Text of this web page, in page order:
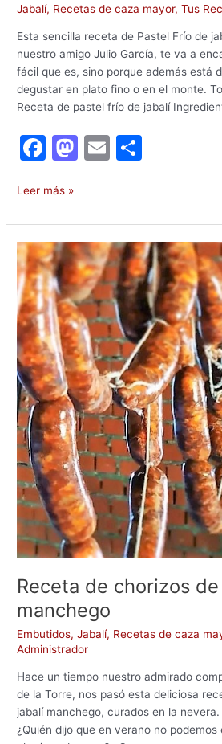
Jabalí, Recetas de caza mayor,Tus
Esta sencilla receta de Pastel Frío de
nuestro amigo Julio García, te va a
fácil que es, sino porque además está
degustar en plato fino o en el monte.
Receta de pastel frío de jabalí
F
c
e
b
o
o
k
M
o
d
o
n
E
l
p
ar
tir
Leer más »
Receta de chorizos
manchego
Embutidos,Jabalí, Recetas de caza
Administrador
Hace un tiempo nuestro admirado
de la Torre, nos pasó esta deliciosa
jabalí manchego, curados en la
¿Quién dijo que en verano no
Receta
de
chorizos
de
jabalí
manchego